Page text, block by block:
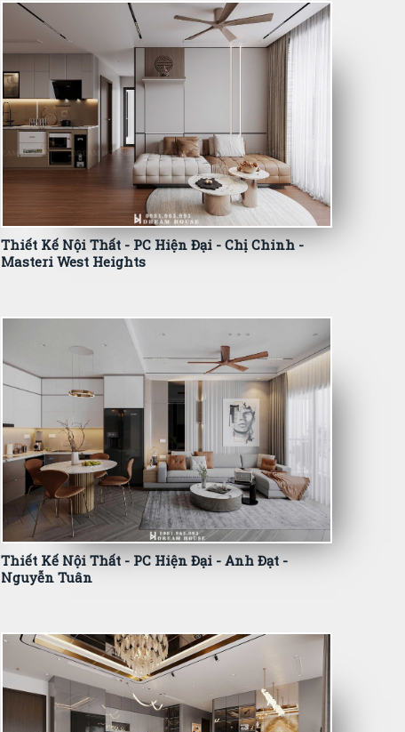
Thiết Kế Nội Thất - PC Hiện Đại - Chị Chinh -
Masteri West Heights
Thiết Kế Nội Thất - PC Hiện Đại - Anh Đạt -
Nguyễn Tuân